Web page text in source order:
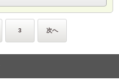
3 次へ